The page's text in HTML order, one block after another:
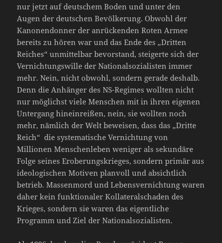
nur jetzt auf deutschem Boden und unter den
Augen der deutschen Bevölkerung. Obwohl der
Kanonendonner der anrückenden Roten Armee
bereits zu hören war und das Ende des „Dritten
Reiches“ unmittelbar bevorstand, steigerte sich der
Vernichtungswille der Nationalsozialisten immer
mehr. Nein, nicht obwohl, sondern gerade deshalb.
Denn die Anhänger des NS-Regimes wollten nicht
nur möglichst viele Menschen mit in ihren eigenen
Untergang hineinreißen, nein, sie wollten noch
mehr, nämlich der Welt beweisen, dass das „Dritte
Reich“ die systematische Vernichtung von
Millionen Menschenleben weniger als sekundäre
Folge seines Eroberungskrieges, sondern primär aus
ideologischen Motiven planvoll und absichtlich
betrieb. Massenmord und Lebensvernichtung waren
daher kein funktionaler Kollateralschaden des
Krieges, sondern sie waren das eigentliche
Programm und Ziel der Nationalsozialisten.